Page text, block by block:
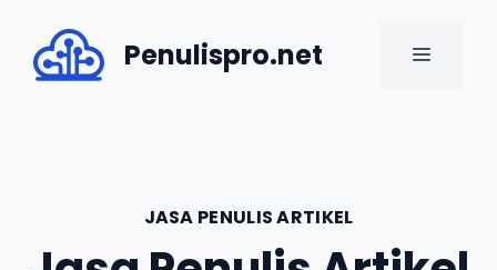
content
Penulispro.net MENU
JASA PENULIS ARTIKEL